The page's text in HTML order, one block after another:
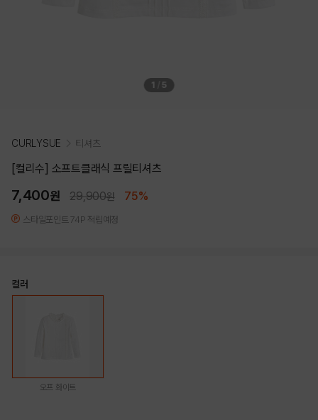
1 5
CURLYSUE 티셔츠
[컬리수] 소프트클래식 프릴티셔츠
7,400원 29,900원 75%
스타일포인트 74P 적립예정
컬러
오프 화이트